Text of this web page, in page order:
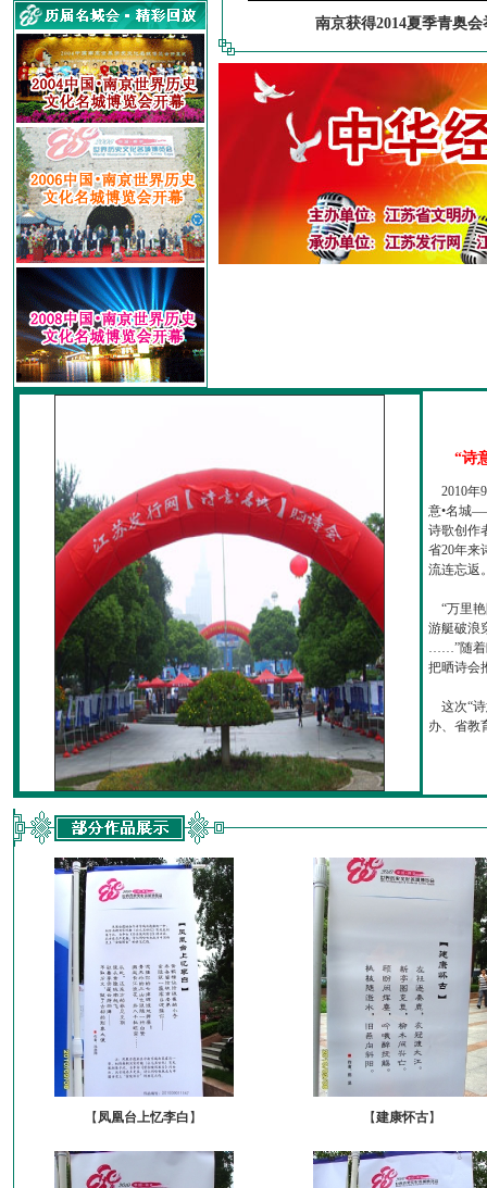
南京获得2014夏季青奥会
“诗
2010年
意•名城
诗歌创作
省20年来
流连忘返
“万里艳
游艇破浪
……”随着
把晒诗会
这次“诗
办、省教
【 凤凰台上忆李白 】 【建康怀古】